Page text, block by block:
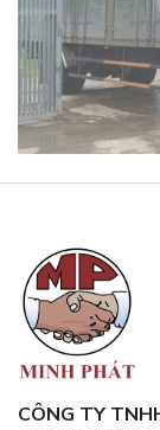
SẢN
NHU
CÔNG TY